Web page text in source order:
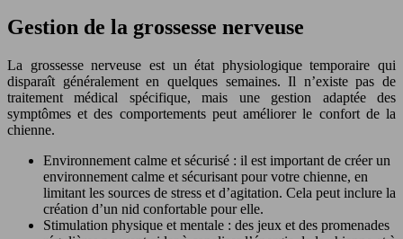
Gestion de la grossesse nerveuse
La grossesse nerveuse est un état physiologique temporaire qui
disparaît généralement en quelques semaines. Il n’existe pas de
traitement médical spécifique, mais une gestion adaptée des
symptômes et des comportements peut améliorer le confort de la
chienne.
Environnement calme et sécurisé : il est important de créer un
environnement calme et sécurisant pour votre chienne, en
limitant les sources de stress et d’agitation. Cela peut inclure la
création d’un nid confortable pour elle.
Stimulation physique et mentale : des jeux et des promenades